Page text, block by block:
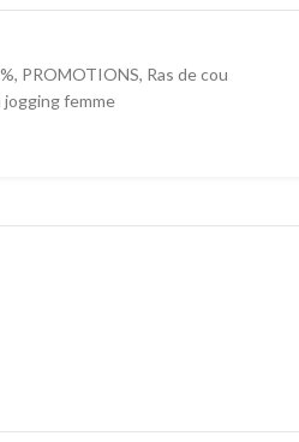
, PROMOTIONS, Ras de cou
femme